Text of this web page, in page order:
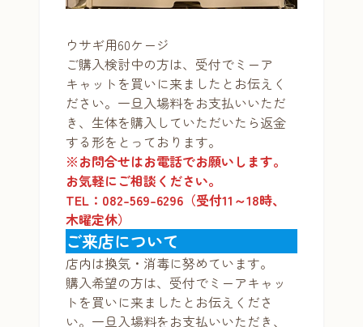
ウサギ用60ケージ
ご購入検討中の方は、受付でミーア
キャットを買いに来ましたとお伝えく
ださい。一旦入場料をお支払いいただ
き、生体を購入していただいたら返金
する形をとっております。
※お問合せはお電話でお願いします。
お気軽にご相談ください。
TEL：082-569-6296（受付11～18時、
木曜定休）
ご来店について
店内は換気・消毒に努めています。
購入希望の方は、受付でミーアキャッ
トを買いに来ましたとお伝えくださ
い。一旦入場料をお支払いいただき、